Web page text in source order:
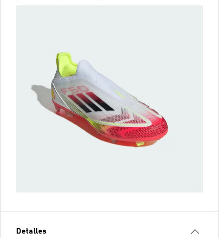
Detalles